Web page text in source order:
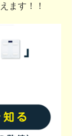
ます！！